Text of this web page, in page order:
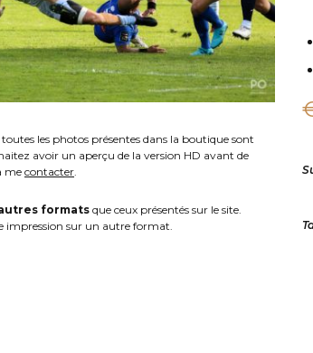
les photos présentes dans la boutique sont
avoir un aperçu de la version HD avant de
me contacter.
formats que ceux présentés sur le site.
impression sur un autre format.